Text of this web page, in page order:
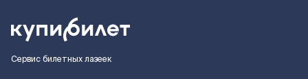
Сервис билетных лазеек